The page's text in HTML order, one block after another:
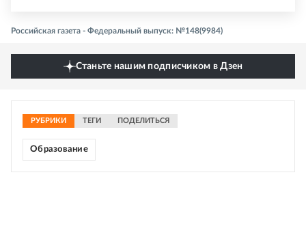
Российская газета - Федеральный выпуск: №148(9984)
Станьте нашим подписчиком в Дзен
РУБРИКИ ТЕГИ ПОДЕЛИТЬСЯ
Образование